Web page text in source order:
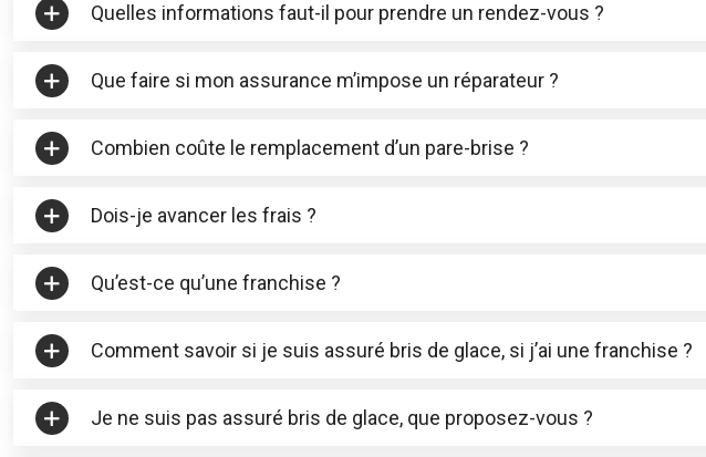
Quelles informations faut-il pour prendre un rendez-vous ?
Que faire si mon assurance m’impose un réparateur ?
Combien coûte le remplacement d’un pare-brise ?
Dois-je avancer les frais ?
Qu’est-ce qu’une franchise ?
Comment savoir si je suis assuré bris de glace, si j’ai une franchise ?
Je ne suis pas assuré bris de glace, que proposez-vous ?